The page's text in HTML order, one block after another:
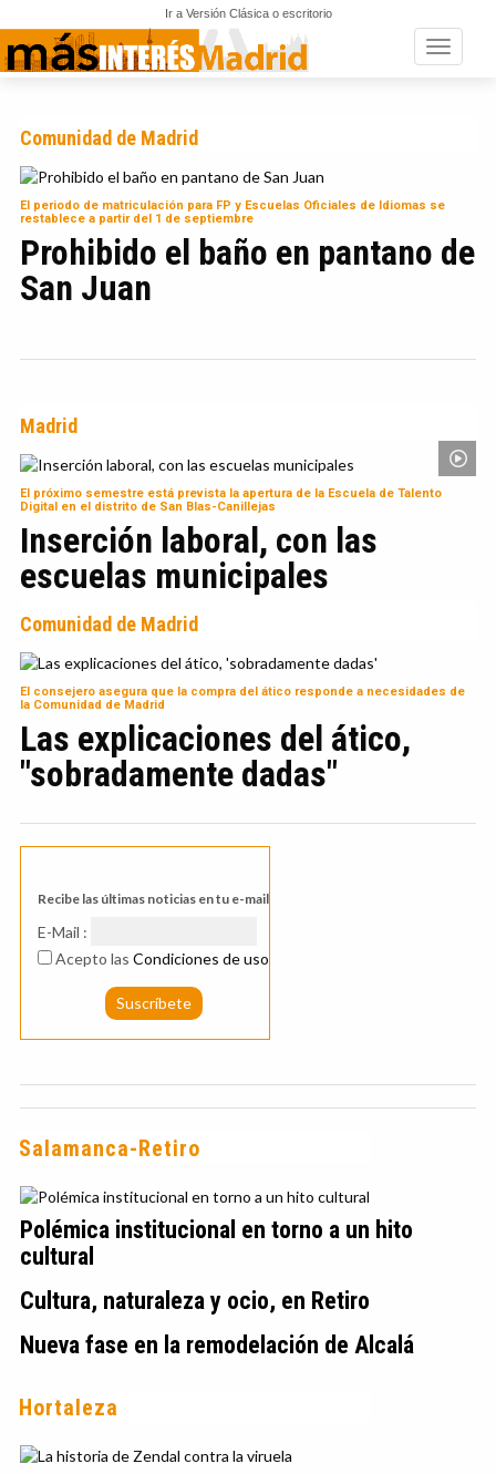
Ir a Versión Clásica o escritorio
Toggle
Comunidad de Madrid
El periodo de matriculación para FP y Escuelas Oficiales de Idiomas se
restablece a partir del 1 de septiembre
Prohibido el baño en pantano de
San Juan
Madrid
El próximo semestre está prevista la apertura de la Escuela de Talento
Digital en el distrito de San Blas-Canillejas
Inserción laboral, con las
escuelas municipales
Comunidad de Madrid
El consejero asegura que la compra del ático responde a necesidades de
la Comunidad de Madrid
Las explicaciones del ático,
"sobradamente dadas"
Recibe las últimas noticias en tu e-mail
E-Mail :
Acepto las Condiciones de uso
Salamanca-Retiro
Polémica institucional en torno a un hito
cultural
Cultura, naturaleza y ocio, en Retiro
Nueva fase en la remodelación de Alcalá
Hortaleza